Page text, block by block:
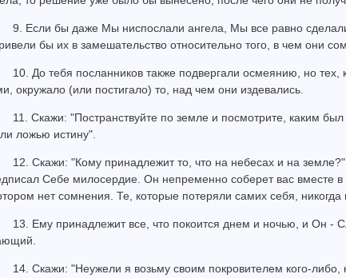
9. Если бы даже Мы ниспослали ангела, Мы все равно
бы их в замешательство относительно того, в чем они
10. До тебя посланников также подвергали осмеянию, но тех,
окружало (или постигало) то, над чем они издевались.
11. Скажи: "Постранствуйте по земле и посмотрите, каким был
ложью истину".
12. Скажи: "Кому принадлежит то, что на небесах и на
Себе милосердие. Он непременно соберет вас вместе в
нет сомнения. Те, которые потеряли самих себя, никогда
13. Ему принадлежит все, что покоится днем и ночью, и Он -
14. Скажи: "Неужели я возьму своим покровителем кого-либо,